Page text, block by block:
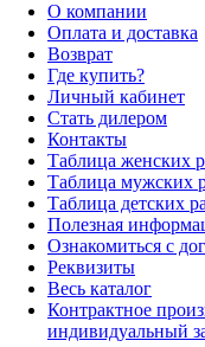
О компании
Оплата и доставка
Возврат
Где купить?
Личный кабинет
Стать дилером
Контакты
Таблица женских
Таблица мужских
Таблица детских
Полезная
Ознакомиться с
Реквизиты
Весь каталог
Контрактное
индивидуальный